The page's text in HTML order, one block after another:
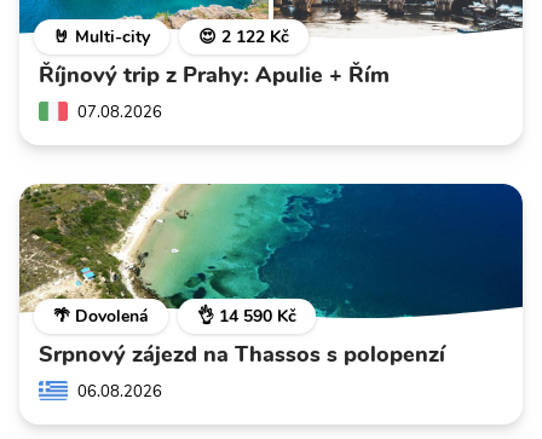
🤘 Multi-city 😍 2 122 Kč
Říjnový trip z Prahy: Apulie + Řím
07.08.2026
🌴 Dovolená 👌 14 590 Kč
Srpnový zájezd na Thassos s polopenzí
06.08.2026